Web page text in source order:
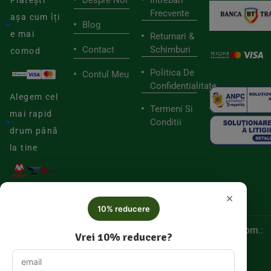
așa cum îți
e mai
comod
Alegem cel
mai rapid
drum până
la tine
Blog
Contact
Contul Meu
Frecvente
Returnari &
Schimburi
Politica De
Confidentialitate
Termeni Si
Conditii
Biorganica RETAIL SRL, 52060536, Reg. Com.:
J/2025/046877005
×
10% reducere
Vrei 10% reducere?